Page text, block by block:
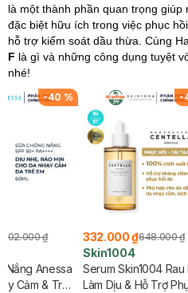
là một thành phần quan trọng giúp
đặc biệt hữu ích trong việc phục
hỗ trợ kiểm soát dầu thừa. Cùng
F là gì và những công dụng tuyệt
nhé!
-40 %
702.000 ₫
Nắng Anessa
Cảm & Trẻ
-
332.000 ₫648.000 ₫
Skin1004
Serum Skin1004 Rau
Làm Dịu & Hỗ Trợ